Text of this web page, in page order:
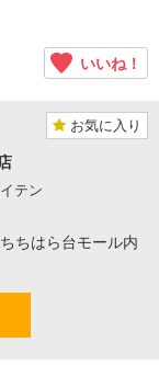
いいね！
お気に入り
テン
ちはら台モール内